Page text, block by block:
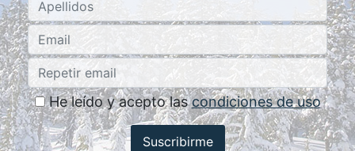
He leído y acepto lascondiciones de uso
Suscribirme